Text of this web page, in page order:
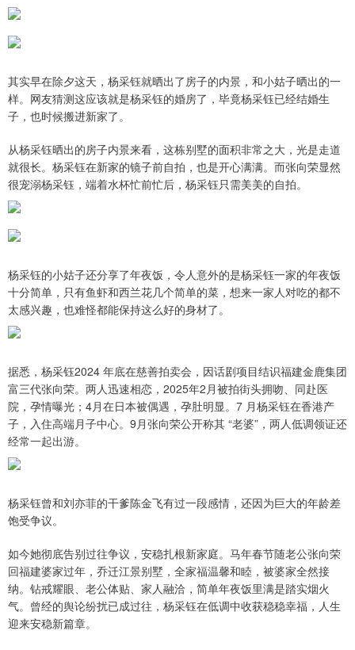
其实早在除夕这天，杨采钰就晒出了房子的内景，和小姑子晒出的一
样。网友猜测这应该就是杨采钰的婚房了，毕竟杨采钰已经结婚生
子，也时候搬进新家了。
从杨采钰晒出的房子内景来看，这栋别墅的面积非常之大，光是走道
就很长。杨采钰在新家的镜子前自拍，也是开心满满。而张向荣显然
很宠溺杨采钰，端着水杯忙前忙后，杨采钰只需美美的自拍。
杨采钰的小姑子还分享了年夜饭，令人意外的是杨采钰一家的年夜饭
十分简单，只有鱼虾和西兰花几个简单的菜，想来一家人对吃的都不
太感兴趣，也难怪都能保持这么好的身材了。
据悉，杨采钰2024 年底在慈善拍卖会，因话剧项目结识福建金鹿集团
富三代张向荣。两人迅速相恋，2025年2月被拍街头拥吻、同赴医
院，孕情曝光；4月在日本被偶遇，孕肚明显。7 月杨采钰在香港产
子，入住高端月子中心。9月张向荣公开称其 “老婆”，两人低调领证还
经常一起出游。
杨采钰曾和刘亦菲的干爹陈金飞有过一段感情，还因为巨大的年龄差
饱受争议。
如今她彻底告别过往争议，安稳扎根新家庭。马年春节随老公张向荣
回福建婆家过年，乔迁江景别墅，全家福温馨和睦，被婆家全然接
纳。钻戒耀眼、老公体贴、家人融洽，简单年夜饭里满是踏实烟火
气。曾经的舆论纷扰已成过往，杨采钰在低调中收获稳稳幸福，人生
迎来安稳新篇章。